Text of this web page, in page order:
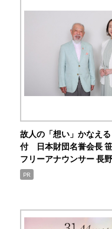
故人の「想い」かなえ
付 日本財団名誉会長
フリーアナウンサー 長
PR